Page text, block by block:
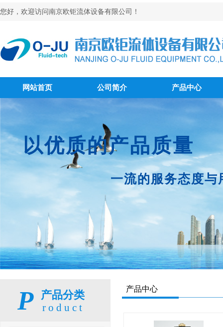
您好，欢迎访问南京欧钜流体设备有限公司！
网站首页 公司简介 产品中心
以优质的产品质量
一流的服务态度与
产品中心
P 产品分类
roduct